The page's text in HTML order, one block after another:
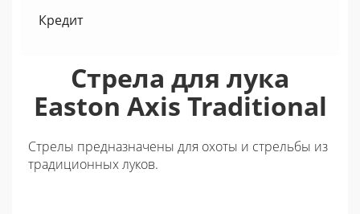
Кредит
Стрела для лука
Easton Axis Traditional
Стрелы предназначены для охоты и стрельбы из
традиционных луков.